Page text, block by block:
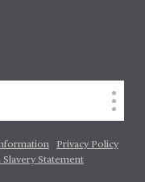
Privacy Policy
Slavery Statement